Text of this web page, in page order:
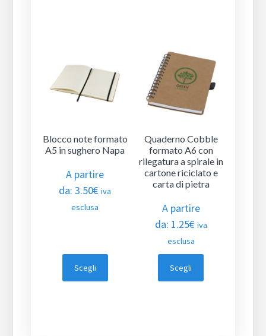
Blocco note formato
A5 in sughero Napa
A partire
da:3.50€ iva
esclusa
Scegli
Quaderno Cobble
formato A6 con
rilegatura a spirale in
cartone riciclato e
carta di pietra
A partire
da: 1.25€ iva
esclusa
Scegli